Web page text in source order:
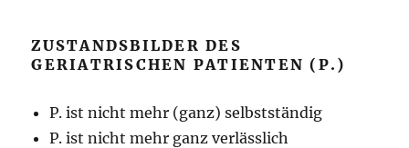
ZUSTANDSBILDER DES
GERIATRISCHEN PATIENTEN (P.)
P. ist nicht mehr (ganz) selbstständig
P. ist nicht mehr ganz verlässlich